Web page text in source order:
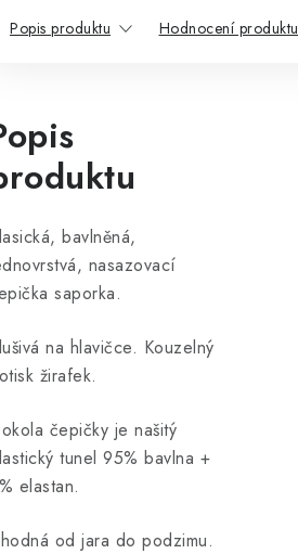
Popis produktu Hodnocení produktu
bavlněná,
nasazovací
saporka.
na hlavičce. Kouzelný
žirafek.
čepičky je našitý
tunel 95% bavlna +
elastan.
od jara do podzimu.